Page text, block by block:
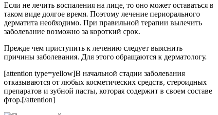
Если не лечить воспаления на лице, то оно может оставаться в
таком виде долгое время. Поэтому лечение периорального
дерматита необходимо. При правильной терапии вылечить
заболевание возможно за короткий срок.
Прежде чем приступить к лечению следует выяснить
причины заболевания. Для этого обращаются к дерматологу.
[attention type=yellow]В начальной стадии заболевания
отказываются от любых косметических средств, стероидных
препаратов и зубной пасты, которая содержит в своем составе
фтор.[/attention]